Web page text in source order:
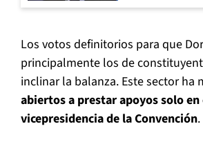
Los votos definitorios para que
principalmente los de
inclinar la balanza. Este sector ha
abiertos a prestar apoyos solo
vicepresidencia de la Convención.